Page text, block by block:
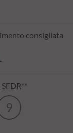
consigliata
9